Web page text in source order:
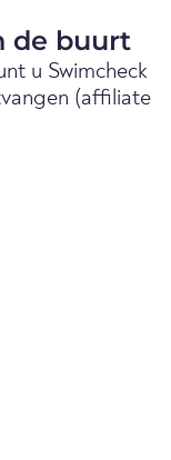
de buurt
u Swimcheck
(affiliate